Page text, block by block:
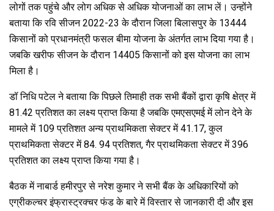
लोगों तक पहुंचे और लोग अधिक से अधिक योजनाओं का लाभ लें। उन्होंने
बताया कि रवि सीजन 2022-23 के दौरान जिला बिलासपुर के 13444
किसानों को प्रधानमंत्री फसल बीमा योजना के अंतर्गत लाभ दिया गया है।
जबकि खरीफ सीजन के दौरान 14405 किसानों को इस योजना का लाभ
मिला है।
डॉ निधि पटेल ने बताया कि पिछले तिमाही तक सभी बैंकों द्वारा कृषि क्षेत्र में
81.42 प्रतिशत का लक्ष्य प्राप्त किया है जबकि एमएसएमई में लोन देने के
मामले में 109 प्रतिशत अन्य प्राथमिकता सेक्टर में 41.17, कुल
प्राथमिकता सेक्टर में 84. 94 प्रतिशत, गैर प्राथमिकता सेक्टर में 396
प्रतिशत का लक्ष्य प्राप्त किया गया है।
बैठक में नाबार्ड हमीरपुर से नरेश कुमार ने सभी बैंक के अधिकारियों को
एग्रीकल्चर इंफ्रास्ट्रक्चर फंड के बारे में विस्तार से जानकारी दी और इस